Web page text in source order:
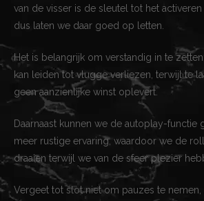
van de visser is de sleutel tot het
dus laten we daar goed op letten.
Het is belangrijk om verstandig in te
kan leiden tot vlugge verliezen, terwijl te
geen aanzienlijke winst oplevert.
Daarnaast kunnen we de autoplay-functie
meer rustige ervaring, waardoor we de
draaien terwijl we van de sfeer plezier
Vergeet tot slot niet om pauzes te